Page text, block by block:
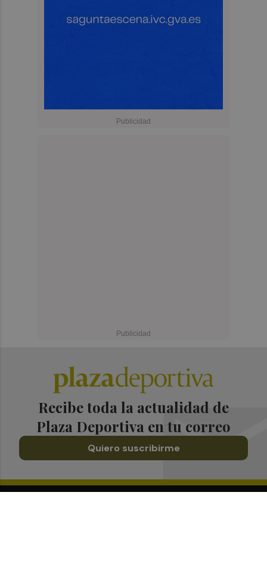
Recibe toda la actualidad de
Plaza Deportiva en tu correo
Quiero suscribirme